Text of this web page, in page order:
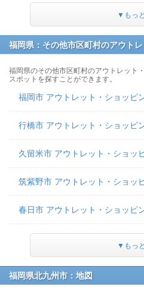
▼もっ
福岡県：その他市区町村のアウト
福岡県のその他市区町村のアウトレット
スポットを探すことができます。
福岡市 アウトレット・ショッピ
行橋市 アウトレット・ショッピ
久留米市 アウトレット・ショッ
筑紫野市 アウトレット・ショッ
春日市 アウトレット・ショッピ
▼もっ
福岡県北九州市：地図